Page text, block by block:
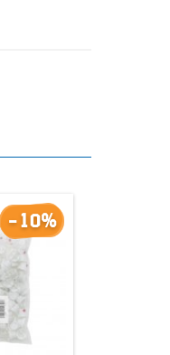
-10%